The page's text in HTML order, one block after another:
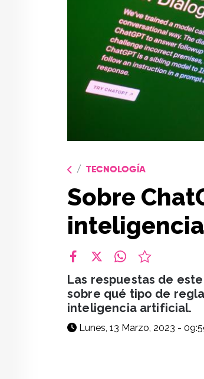
TECNOLOGÍA
Sobre
Las respuestas de
sobre qué tipo de
inteligencia artificial.
Lunes, 13 Marzo, 2023 -